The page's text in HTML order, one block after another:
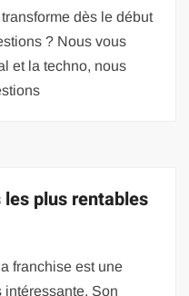
dès le début
? Nous vous
et la techno, nous
plus rentables
franchise est une
intéressante. Son